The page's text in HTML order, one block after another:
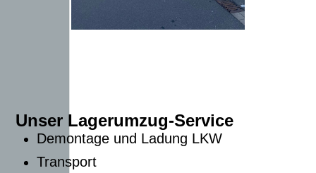
Unser Lagerumzug-Service
Demontage und Ladung LKW
Transport